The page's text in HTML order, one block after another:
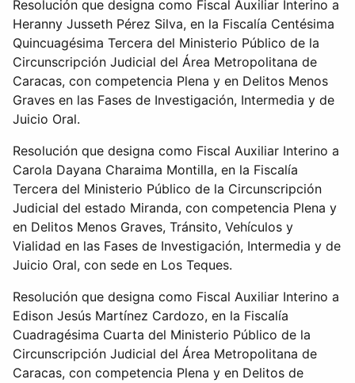
Resolución que designa como Fiscal Auxiliar Interino a
Heranny Jusseth Pérez Silva, en la Fiscalía Centésima
Quincuagésima Tercera del Ministerio Público de la
Circunscripción Judicial del Área Metropolitana de
Caracas, con competencia Plena y en Delitos Menos
Graves en las Fases de Investigación, Intermedia y de
Juicio Oral.
Resolución que designa como Fiscal Auxiliar Interino a
Carola Dayana Charaima Montilla, en la Fiscalía
Tercera del Ministerio Público de la Circunscripción
Judicial del estado Miranda, con competencia Plena y
en Delitos Menos Graves, Tránsito, Vehículos y
Vialidad en las Fases de Investigación, Intermedia y de
Juicio Oral, con sede en Los Teques.
Resolución que designa como Fiscal Auxiliar Interino a
Edison Jesús Martínez Cardozo, en la Fiscalía
Cuadragésima Cuarta del Ministerio Público de la
Circunscripción Judicial del Área Metropolitana de
Caracas, con competencia Plena y en Delitos de